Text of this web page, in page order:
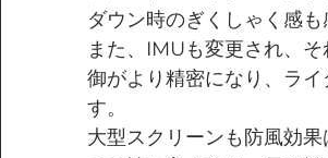
ダウン時のぎくしゃく感
また、IMUも変更され、
御がより精密になり、ラ
す。
大型スクリーンも防風効